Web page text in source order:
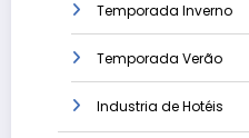
Temporada Inverno
Temporada Verão
Industria de Hotéis